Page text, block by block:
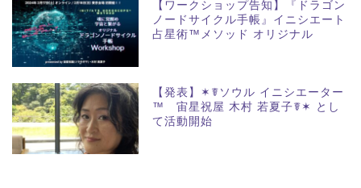
【ワークショップ告知】『ドラゴン
ノードサイクル手帳』イニシエート
占星術™メソッド オリジナル
【発表】✶☤ソウル イニシエーター
™ 宙星祝屋 木村 若夏子☤✶ とし
て活動開始